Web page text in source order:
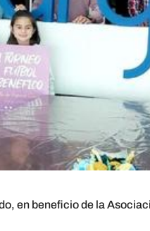
en beneficio de la